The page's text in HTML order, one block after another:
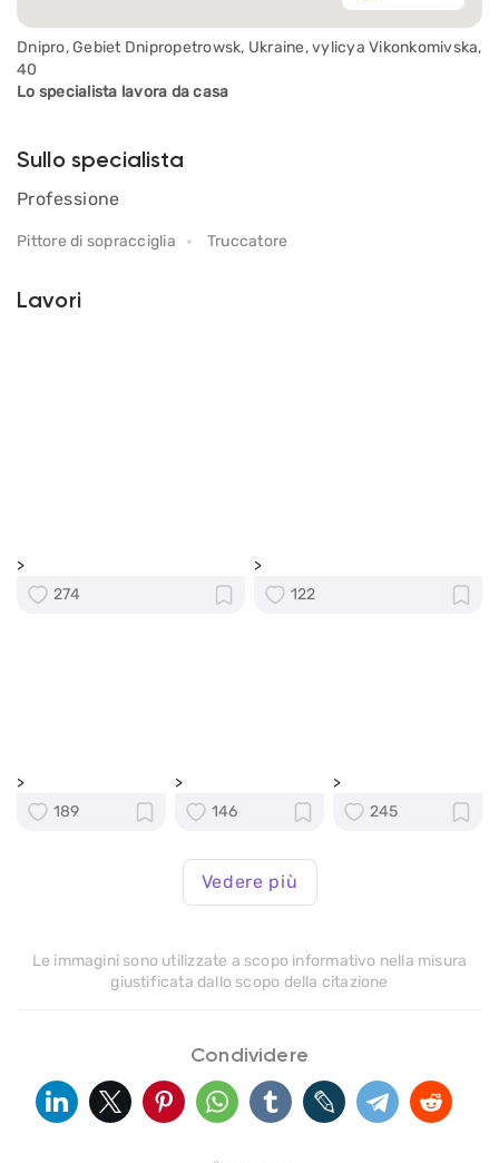
Dnipro, Gebiet Dnipropetrowsk, Ukraine, vylicya Vikonkomivska,
40
Lo specialista lavora da casa
Sullo specialista
Professione
Pittore di sopracciglia Truccatore
Lavori
>
274
>
122
>
189
>
146
>
245
Vedere più
Le immagini sono utilizzate a scopo informativo nella misura
giustificata dallo scopo della citazione
Condividere